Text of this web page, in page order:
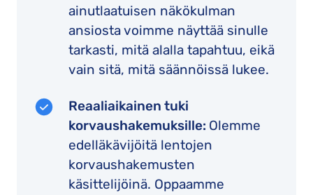
ainutlaatuisen näkökulman
ansiosta voimme näyttää sinulle
tarkasti, mitä alalla tapahtuu, eikä
vain sitä, mitä säännöissä lukee.
Reaaliaikainen tuki
korvaushakemuksille: Olemme
edelläkävijöitä lentojen
korvaushakemusten
käsittelijöinä. Oppaamme